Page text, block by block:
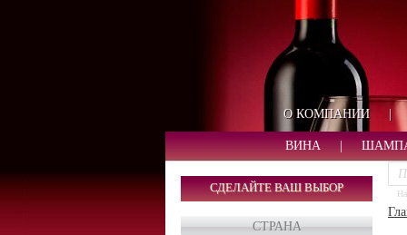
О КОМПАНИИ |
ВИНА
СДЕЛАЙТЕ ВАШ ВЫБОР
СТРАНА